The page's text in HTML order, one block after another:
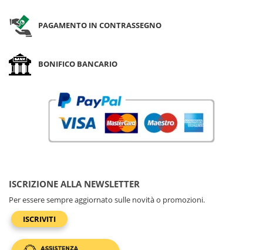
PAGAMENTO IN CONTRASSEGNO
BONIFICO BANCARIO
ISCRIZIONE ALLA NEWSLETTER
Per essere sempre aggiornato sulle novità o promozioni.
ISCRIVITI